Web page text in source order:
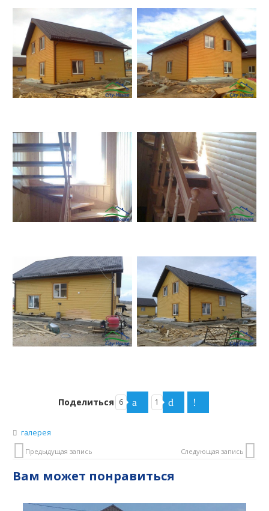
Поделиться 6 1
галерея
Предыдущая запись Следующая запись
Вам может понравиться